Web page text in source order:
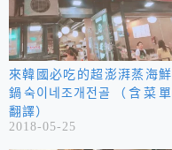
來韓國必吃的超澎湃蒸海鮮
鍋숙이네조개전골（含菜單
翻譯）
2018-05-25